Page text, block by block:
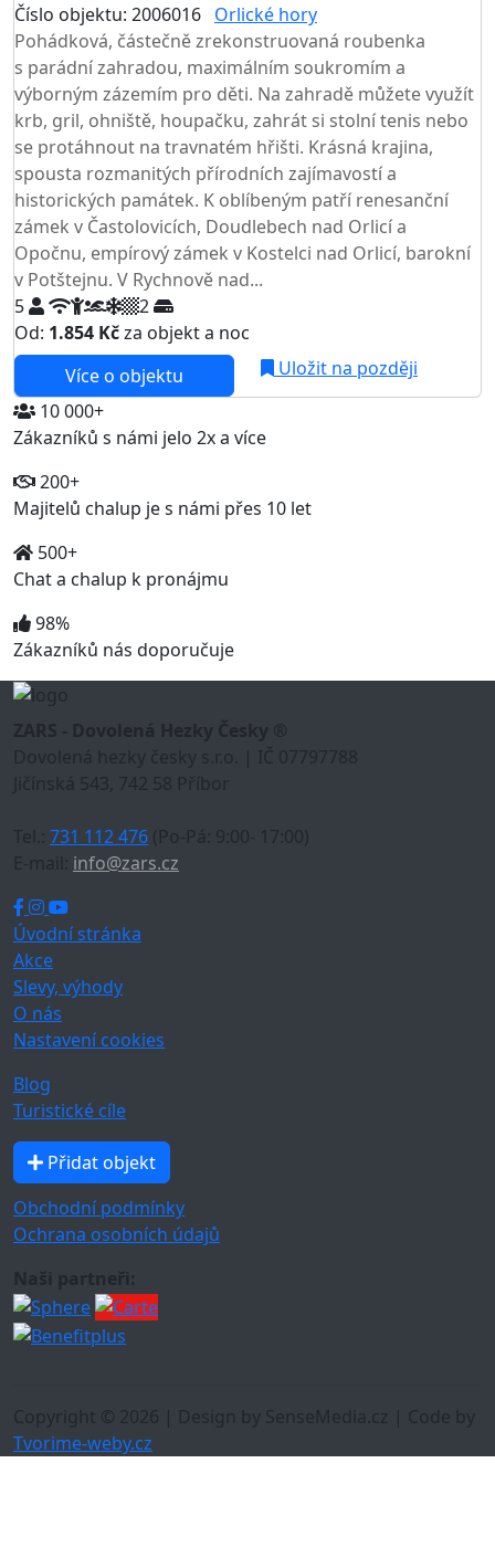
Číslo objektu: 2006016 Orlické hory
Pohádková, částečně zrekonstruovaná roubenka
s parádní zahradou, maximálním soukromím a
výborným zázemím pro děti. Na zahradě můžete využít
krb, gril, ohniště, houpačku, zahrát si stolní tenis nebo
se protáhnout na travnatém hřišti. Krásná krajina,
spousta rozmanitých přírodních zajímavostí a
historických památek. K oblíbeným patří renesanční
zámek v Častolovicích, Doudlebech nad Orlicí a
Opočnu, empírový zámek v Kostelci nad Orlicí, barokní
v Potštejnu. V Rychnově nad...
5
2
Od: 1.854 Kčza objekt a noc
Více o objektu
Uložit na později
10 000+
Zákazníků s námi jelo 2x a více
200+
Majitelů chalup je s námi přes 10 let
500+
Chat a chalup k pronájmu
98%
Zákazníků nás doporučuje
ZARS - Dovolená Hezky Česky ®
Dovolená hezky česky s.r.o. | IČ 07797788
Jičínská 543, 742 58 Příbor
Tel.: 731 112 476 (Po-Pá: 9:00- 17:00)
E-mail: info@zars.cz
Úvodní stránka
Akce
Slevy, výhody
O nás
Nastavení cookies
Blog
Turistické cíle
Přidat objekt
Obchodní podmínky
Ochrana osobních údajů
Naši partneři:
Copyright © 2026 | Design by SenseMedia.cz | Code by
Tvorime-weby.cz